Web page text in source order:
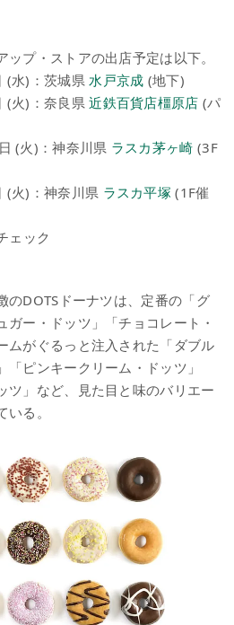
プ・ストアの出店予定は以下。
(水)：茨城県 水戸京成 (地下)
(火)：奈良県近鉄百貨店橿原店 (パ
(火)：神奈川県 ラスカ茅ヶ崎 (3F
(火)：神奈川県 ラスカ平塚 (1F催
ェック
のDOTSドーナツは、定番の「グ
ガー・ドッツ」「チョコレート・
ムがぐるっと注入された「ダブル
ピンキークリーム・ドッツ」
ツ」など、見た目と味のバリエー
る。